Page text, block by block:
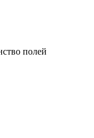
полей